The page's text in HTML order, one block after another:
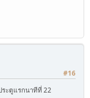
#16
ระตูแรกนาทีที่ 22